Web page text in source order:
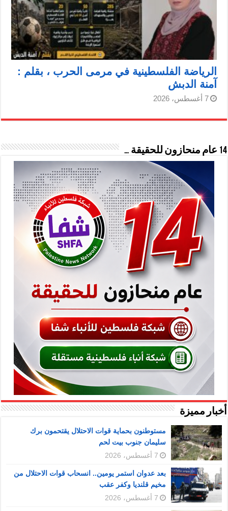
الرياضة الفلسطينية في مرمى الحرب ، بقلم :
آمنة الدبش
7 أغسطس، 2026
14 عام منحازون للحقيقة …
أخبار مميزة
مستوطنون بحماية قوات الاحتلال يقتحمون برك
سليمان جنوب بيت لحم
7 أغسطس، 2026
بعد عدوان استمر يومين.. انسحاب قوات الاحتلال من
مخيم قلنديا وكفر عقب
7 أغسطس، 2026